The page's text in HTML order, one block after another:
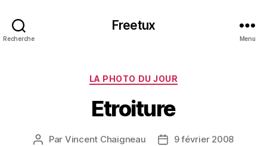
Recherche
Freetux
Menu
Catégories
LA PHOTO DU JOUR
Etroiture
Auteur
Par Vincent Chaigneau
Date9 février 2008